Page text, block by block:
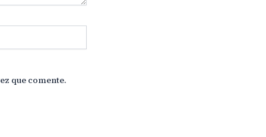
que comente.